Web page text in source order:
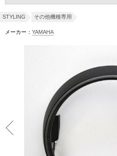
STYLING その他機種専用
メーカー： YAMAHA